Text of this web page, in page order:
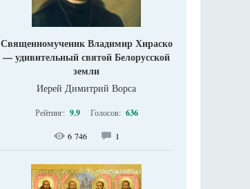
Священномученик Владимир Хираско
— удивительный святой Белорусской
земли
Иерей Димитрий Ворса
Рейтинг: 9.9 Голосов: 636
6 746 1